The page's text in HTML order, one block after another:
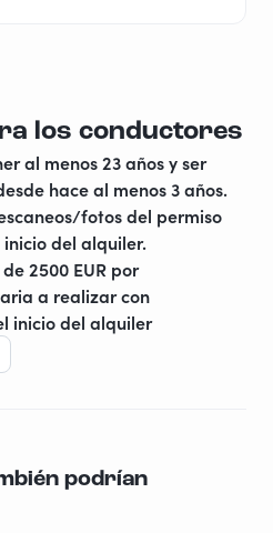
los conductores
al menos 23 años y ser
hace al menos 3 años.
fotos del permiso
del alquiler.
2500 EUR por
a realizar con
inicio del alquiler
podrían